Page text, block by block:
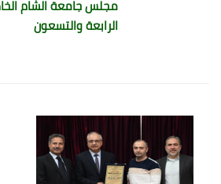
مجلس جامعة الشام
الرابعة والتسعون